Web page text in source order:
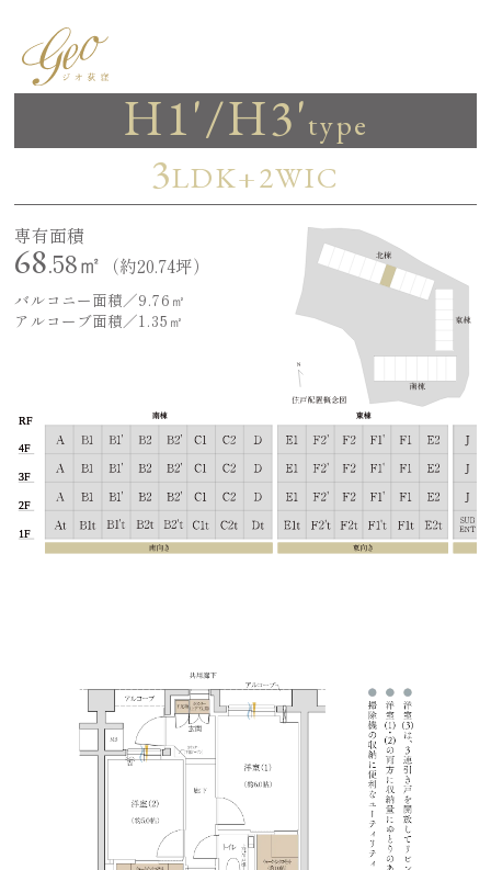
H1'/H3'type
3LDK+2WIC
専有面積
68.58㎡ （約20.74坪）
バルコニー面積／9.76㎡
アルコーブ面積／1.35㎡